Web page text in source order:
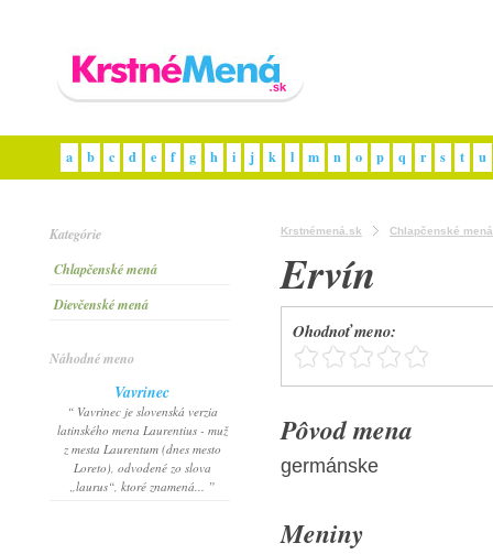
a b c d e f g h i j k l m n o p q r s t u
Kategórie
Chlapčenské mená
Dievčenské mená
Náhodné meno
Vavrinec
“ Vavrinec je slovenská verzia
latinského mena Laurentius - muž
z mesta Laurentum (dnes mesto
Loreto), odvodené zo slova
„laurus“, ktoré znamená... ”
Krstnémená.sk Chlapčenské mená
Ervín
Ohodnoť meno:
Pôvod mena
germánske
Meniny